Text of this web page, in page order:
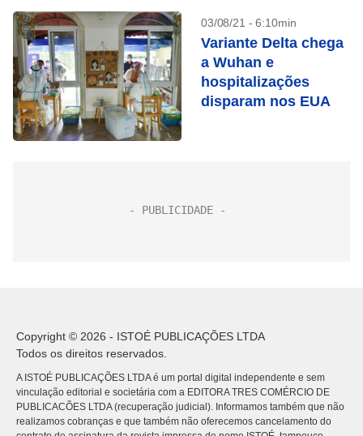
03/08/21 - 6:10min
Variante Delta chega
a Wuhan e
hospitalizações
disparam nos EUA
Copyright © 2026 - ISTOÉ PUBLICAÇÕES LTDA
Todos os direitos reservados.
A ISTOÉ PUBLICAÇÕES LTDA é um portal digital independente e sem
vinculação editorial e societária com a EDITORA TRES COMÉRCIO DE
PUBLICACÕES LTDA (recuperação judicial). Informamos também que não
realizamos cobranças e que também não oferecemos cancelamento do